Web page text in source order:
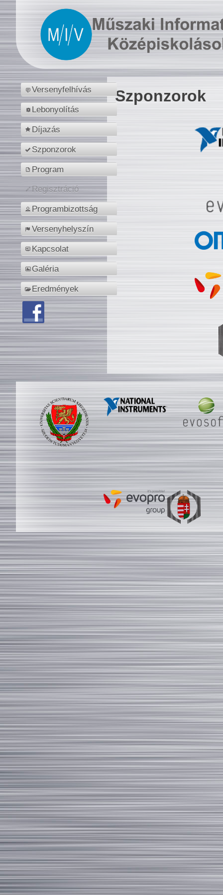
Versenyfelhívás
Lebonyolítás
Díjazás
Szponzorok
Program
Regisztráció
Programbizottság
Versenyhelyszín
Kapcsolat
Galéria
Eredmények
Szponzorok